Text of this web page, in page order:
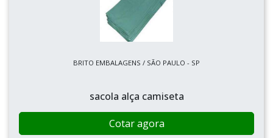
BRITO EMBALAGENS / SÃO PAULO - SP
sacola alça camiseta
Cotar agora